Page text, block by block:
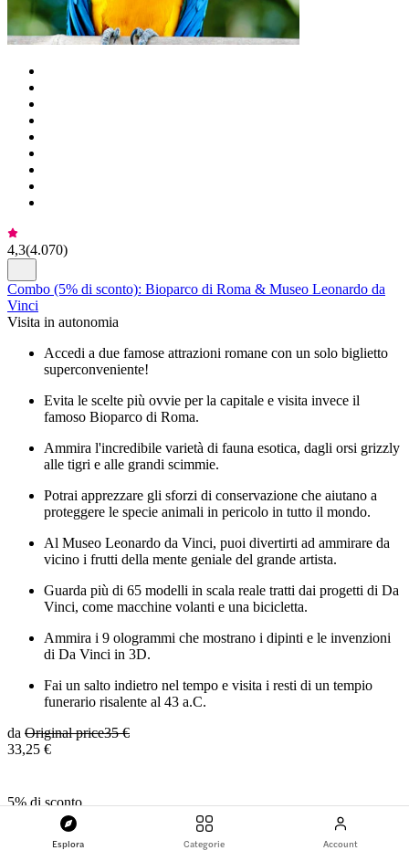
Esplora Categorie Account
4,3(4.070)
Combo (5% di sconto): Bioparco di Roma & Museo Leonardo da
Vinci
Visita in autonomia
Accedi a due famose attrazioni romane con un solo biglietto
superconveniente!
Evita le scelte più ovvie per la capitale e visita invece il
famoso Bioparco di Roma.
Ammira l'incredibile varietà di fauna esotica, dagli orsi grizzly
alle tigri e alle grandi scimmie.
Potrai apprezzare gli sforzi di conservazione che aiutano a
proteggere le specie animali in pericolo in tutto il mondo.
Al Museo Leonardo da Vinci, puoi divertirti ad ammirare da
vicino i frutti della mente geniale del grande artista.
Guarda più di 65 modelli in scala reale tratti dai progetti di Da
Vinci, come macchine volanti e una bicicletta.
Ammira i 9 ologrammi che mostrano i dipinti e le invenzioni
di Da Vinci in 3D.
Fai un salto indietro nel tempo e visita i resti di un tempio
funerario risalente al 43 a.C.
da Original price35 €
33,25 €
5% di sconto
Verifica la disponibilità Altri dettagli